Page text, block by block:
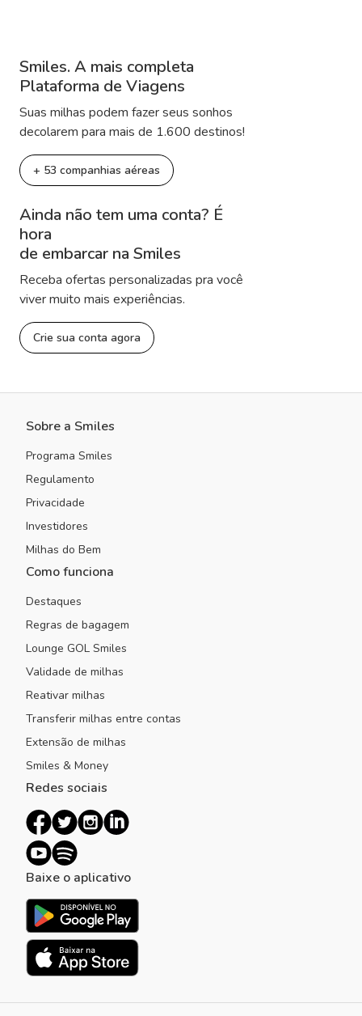
Smiles. A mais completa
Plataforma de Viagens
Suas milhas podem fazer seus sonhos
decolarem para mais de 1.600 destinos!
+ 53 companhias aéreas
Ainda não tem uma conta? É
hora
de embarcar na Smiles
Receba ofertas personalizadas pra você
viver muito mais experiências.
Crie sua conta agora
Sobre a Smiles
Programa Smiles
Regulamento
Privacidade
Investidores
Milhas do Bem
Como funciona
Destaques
Regras de bagagem
Lounge GOL Smiles
Validade de milhas
Reativar milhas
Transferir milhas entre contas
Extensão de milhas
Smiles & Money
Redes sociais
Baixe o aplicativo